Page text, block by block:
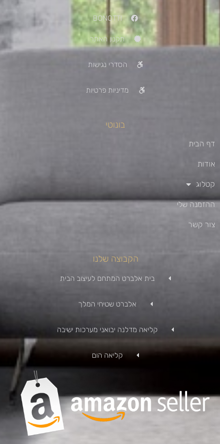
BONOTTI
תקנון האתר
הסדרי נגישות
מדיניות פרטיות
בונוטי
דף הבית
אודות
קטלוג
ההזמנה שלי
צור קשר
הקבוצה שלנו
בית אלברט המתחם לעיצוב הבית
אלברט שטיחי המלך
קליאה מדלנה יבואני מערכות ישיבה
קליאה הום